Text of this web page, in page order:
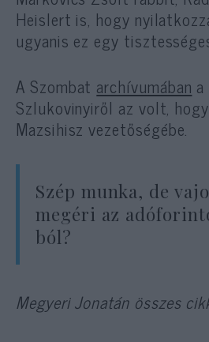
Heislert is, hogy
ugyanis ez egy
A Szombat archívumában
Szlukovinyiről az volt,
Mazsihisz vezetőségébe.
Szép munka, de
megéri az
ból?
Megyeri Jonatán összes